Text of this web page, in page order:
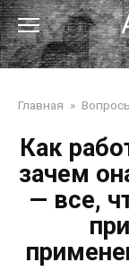
Перейти
к
контенту
Главная »
Как
зачем
— все,